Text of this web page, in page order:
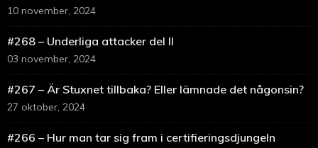
10 november, 2024
#268 – Underliga attacker del II
03 november, 2024
#267 – Är Stuxnet tillbaka? Eller lämnade det någonsin?
27 oktober, 2024
#266 – Hur man tar sig fram i certifieringsdjungeln